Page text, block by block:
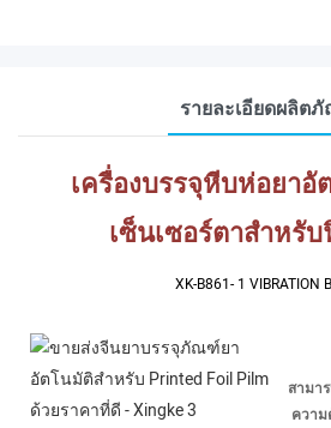
รายละเอียดผลิต
เครื่องบรรจุหีบห่อยา
เซ็นเซอร์ตาสำหรั
XK-B861- 1 VIBRATION
สามา
ความ